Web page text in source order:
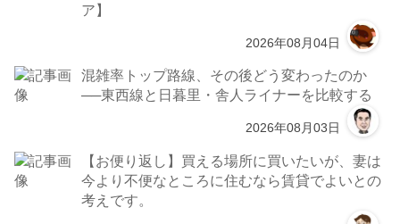
ア】
2026年08月04日
混雑率トップ路線、その後どう変わったのか
──東西線と日暮里・舎人ライナーを比較する
2026年08月03日
【お便り返し】買える場所に買いたいが、妻は
今より不便なところに住むなら賃貸でよいとの
考えです。